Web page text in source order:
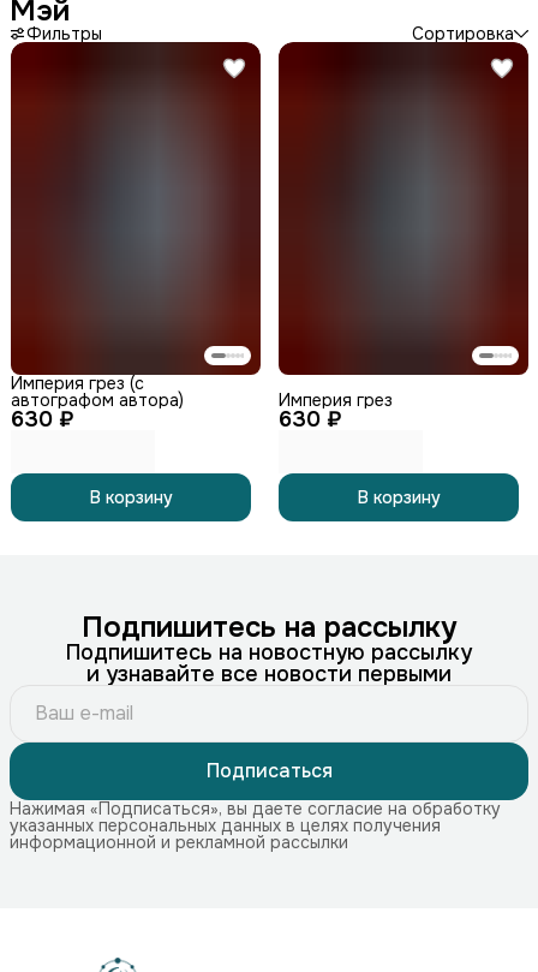
Мэй
Фильтры Сортировка
630 ₽
Империя грез (с
автографом автора)
В корзину
630 ₽
Империя грез
В корзину
Подпишитесь на рассылку
Подпишитесь на новостную рассылку
и узнавайте все новости первыми
Подписаться
Нажимая «Подписаться», вы даете согласие на обработку
указанных персональных данных в целях получения
информационной и рекламной рассылки